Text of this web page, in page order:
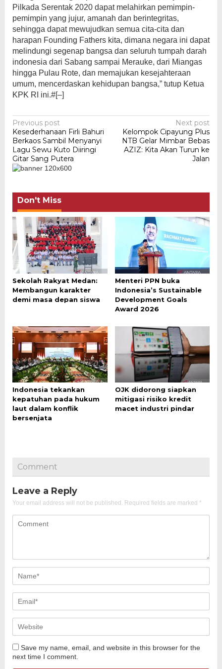
Pilkada Serentak 2020 dapat melahirkan pemimpin-
pemimpin yang jujur, amanah dan berintegritas,
sehingga dapat mewujudkan semua cita-cita dan
harapan Founding Fathers kita, dimana negara ini dapat
melindungi segenap bangsa dan seluruh tumpah darah
indonesia dari Sabang sampai Merauke, dari Miangas
hingga Pulau Rote, dan memajukan kesejahteraan
umum, mencerdaskan kehidupan bangsa,” tutup Ketua
KPK RI ini.#[–]
Post
navigation
Previous post
Kesederhanaan Firli Bahuri
Berkaos Sambil Menyanyi
Lagu Sewu Kuto Diiringi
Gitar Sang Putera
Next post
Kelompok Cipayung Plus
NTB Gelar Mimbar Bebas
AZIZ: Kita Akan Turun ke
Jalan
Don't Miss
Sekolah Rakyat Medan:
Membangun karakter
demi masa depan siswa
Menteri PPN buka
Indonesia’s Sustainable
Development Goals
Award 2026
Indonesia tekankan
kepatuhan pada hukum
laut dalam konflik
bersenjata
OJK didorong siapkan
mitigasi risiko kredit
macet industri pindar
Comment
Leave a Reply
Your email address will not be published. Required fields are marked *
Save my name, email, and website in this browser for the
next time I comment.